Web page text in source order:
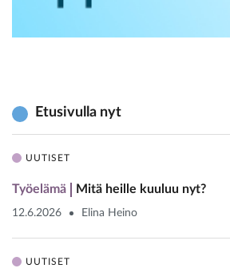
Etusivulla nyt
UUTISET
Työelämä Mitä heille kuuluu nyt?
12.6.2026 Elina Heino
UUTISET